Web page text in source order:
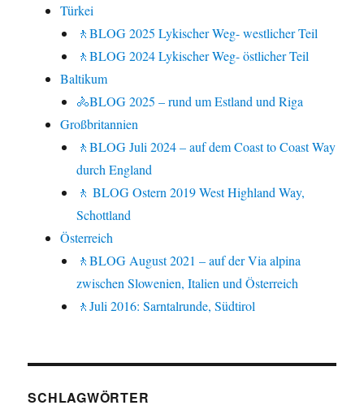
Türkei
🚶BLOG 2025 Lykischer Weg- westlicher Teil
🚶BLOG 2024 Lykischer Weg- östlicher Teil
Baltikum
🚴BLOG 2025 – rund um Estland und Riga
Großbritannien
🚶BLOG Juli 2024 – auf dem Coast to Coast Way
durch England
🚶 BLOG Ostern 2019 West Highland Way,
Schottland
Österreich
🚶BLOG August 2021 – auf der Via alpina
zwischen Slowenien, Italien und Österreich
🚶Juli 2016: Sarntalrunde, Südtirol
SCHLAGWÖRTER